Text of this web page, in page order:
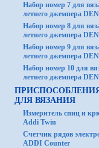
Набор номер 7 для
летнего джемпера
Набор номер 8 для
летнего джемпера
Набор номер 9 для
летнего джемпера
Набор номер 10 для
летнего джемпера
ДЛЯ ВЯЗАНИЯ
Измеритель спиц и
Addi Twin
Счетчик рядов
ADDI Counter